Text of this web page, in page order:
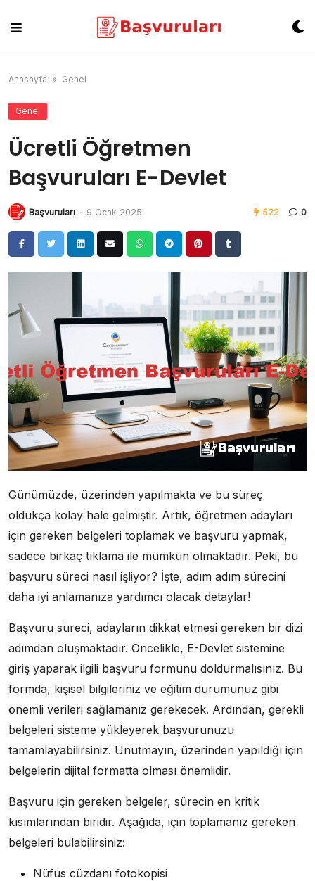
content
Anasayfa » Genel
Genel
Ücretli Öğretmen
Başvuruları E-Devlet
Başvuruları - 9 Ocak 2025 522 0
Günümüzde, üzerinden yapılmakta ve bu süreç
oldukça kolay hale gelmiştir. Artık, öğretmen adayları
için gereken belgeleri toplamak ve başvuru yapmak,
sadece birkaç tıklama ile mümkün olmaktadır. Peki, bu
başvuru süreci nasıl işliyor? İşte, adım adım sürecini
daha iyi anlamanıza yardımcı olacak detaylar!
Başvuru süreci, adayların dikkat etmesi gereken bir dizi
adımdan oluşmaktadır. Öncelikle, E-Devlet sistemine
giriş yaparak ilgili başvuru formunu doldurmalısınız. Bu
formda, kişisel bilgileriniz ve eğitim durumunuz gibi
önemli verileri sağlamanız gerekecek. Ardından, gerekli
belgeleri sisteme yükleyerek başvurunuzu
tamamlayabilirsiniz. Unutmayın, üzerinden yapıldığı için
belgelerin dijital formatta olması önemlidir.
Başvuru için gereken belgeler, sürecin en kritik
kısımlarından biridir. Aşağıda, için toplamanız gereken
belgeleri bulabilirsiniz:
Nüfus cüzdanı fotokopisi